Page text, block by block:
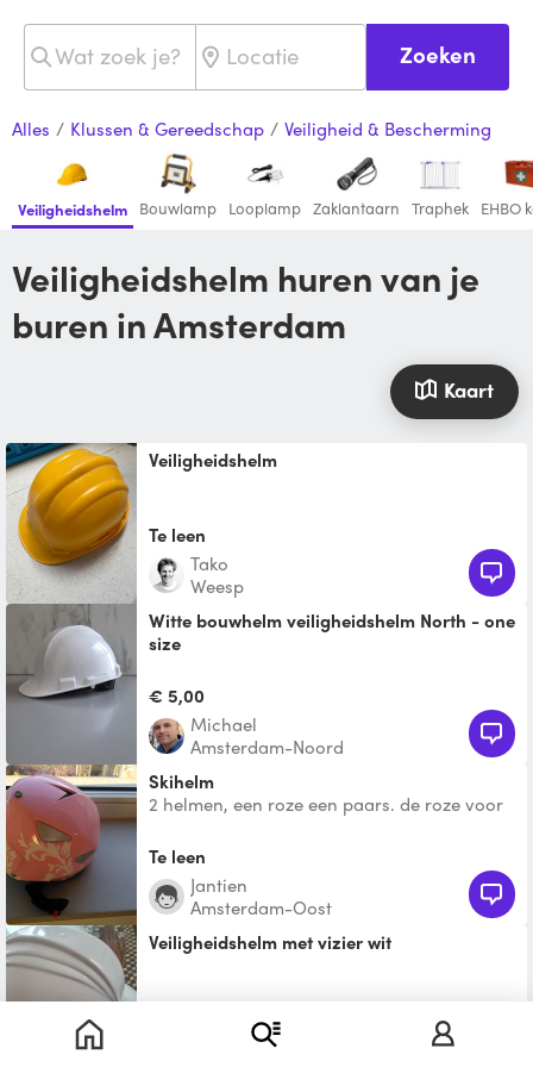
Zoeken
Alles / Klussen & Gereedschap / Veiligheid & Bescherming
Veiligheidshelm Bouwlamp Looplamp Zaklantaarn Traphek EHBO
Veiligheidshelm huren van je
buren in Amsterdam
Kaart
Veiligheidshelm
Te leen
Tako
Weesp
Witte bouwhelm veiligheidshelm North - one
size
€ 5,00
Michael
Amsterdam-Noord
skihelm
2 helmen, een roze een paars. de roze voor
op de paarse z
Te leen
Jantien
Amsterdam-Oost
veiligheidshelm met vizier wit
Ibrahim